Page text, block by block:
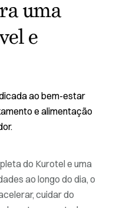
uma
e
ao bem-estar
e alimentação
do Kurotel e uma
ao longo do dia, o
cuidar do